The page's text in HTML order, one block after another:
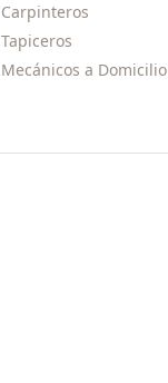
Carpinteros
Tapiceros
Mecánicos a Domicilio